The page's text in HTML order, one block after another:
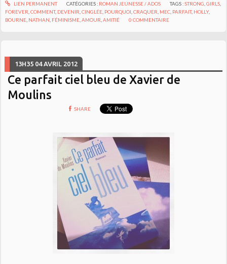
LIEN PERMANENT CATÉGORIES : ROMAN JEUNESSE / ADOS TAGS :STRONG ,GIRLS
FOREVER ,COMMENT, DEVENIR ,CINGLÉE POURQUOI ,CRAQUER MEC PARFAIT, HOLLY,
BOURNE NATHAN FÉMINISME ,AMOUR ,AMITIÉ 0 COMMENTAIRE
13H35 04 AVRIL 2012
Ce parfait ciel bleu de Xavier de
Moulins
SHARE